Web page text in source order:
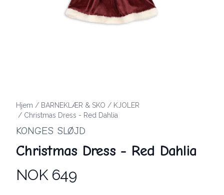
Hjem / BARNEKLÆR & SKO / KJOLER
/ Christmas Dress - Red Dahlia
KONGES SLØJD
Christmas Dress - Red Dahlia
Produktdetaljer
NOK 649